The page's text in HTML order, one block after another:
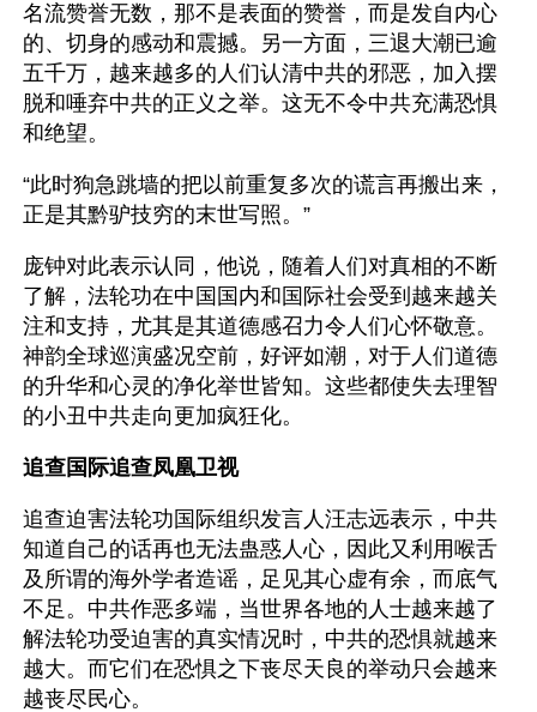
名流赞誉无数，那不是表面的赞誉，而是发自内心
的、切身的感动和震撼。另一方面，三退大潮已逾
五千万，越来越多的人们认清中共的邪恶，加入摆
脱和唾弃中共的正义之举。这无不令中共充满恐惧
和绝望。
“此时狗急跳墙的把以前重复多次的谎言再搬出来，
正是其黔驴技穷的末世写照。”
庞钟对此表示认同，他说，随着人们对真相的不断
了解，法轮功在中国国内和国际社会受到越来越关
注和支持，尤其是其道德感召力令人们心怀敬意。
神韵全球巡演盛况空前，好评如潮，对于人们道德
的升华和心灵的净化举世皆知。这些都使失去理智
的小丑中共走向更加疯狂化。
追查国际追查凤凰卫视
追查迫害法轮功国际组织发言人汪志远表示，中共
知道自己的话再也无法蛊惑人心，因此又利用喉舌
及所谓的海外学者造谣，足见其心虚有余，而底气
不足。中共作恶多端，当世界各地的人士越来越了
解法轮功受迫害的真实情况时，中共的恐惧就越来
越大。而它们在恐惧之下丧尽天良的举动只会越来
越丧尽民心。